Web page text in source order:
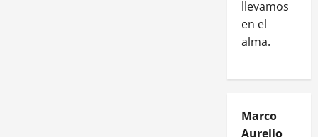
llevamos
en el
alma.
Marco
Aurelio